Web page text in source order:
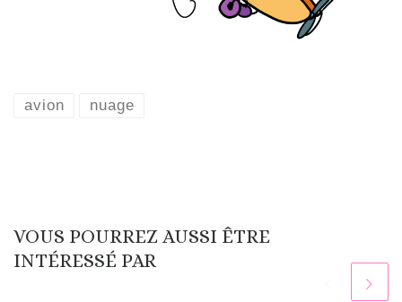
avion nuage
VOUS POURREZ AUSSI ÊTRE
INTÉRESSÉ PAR